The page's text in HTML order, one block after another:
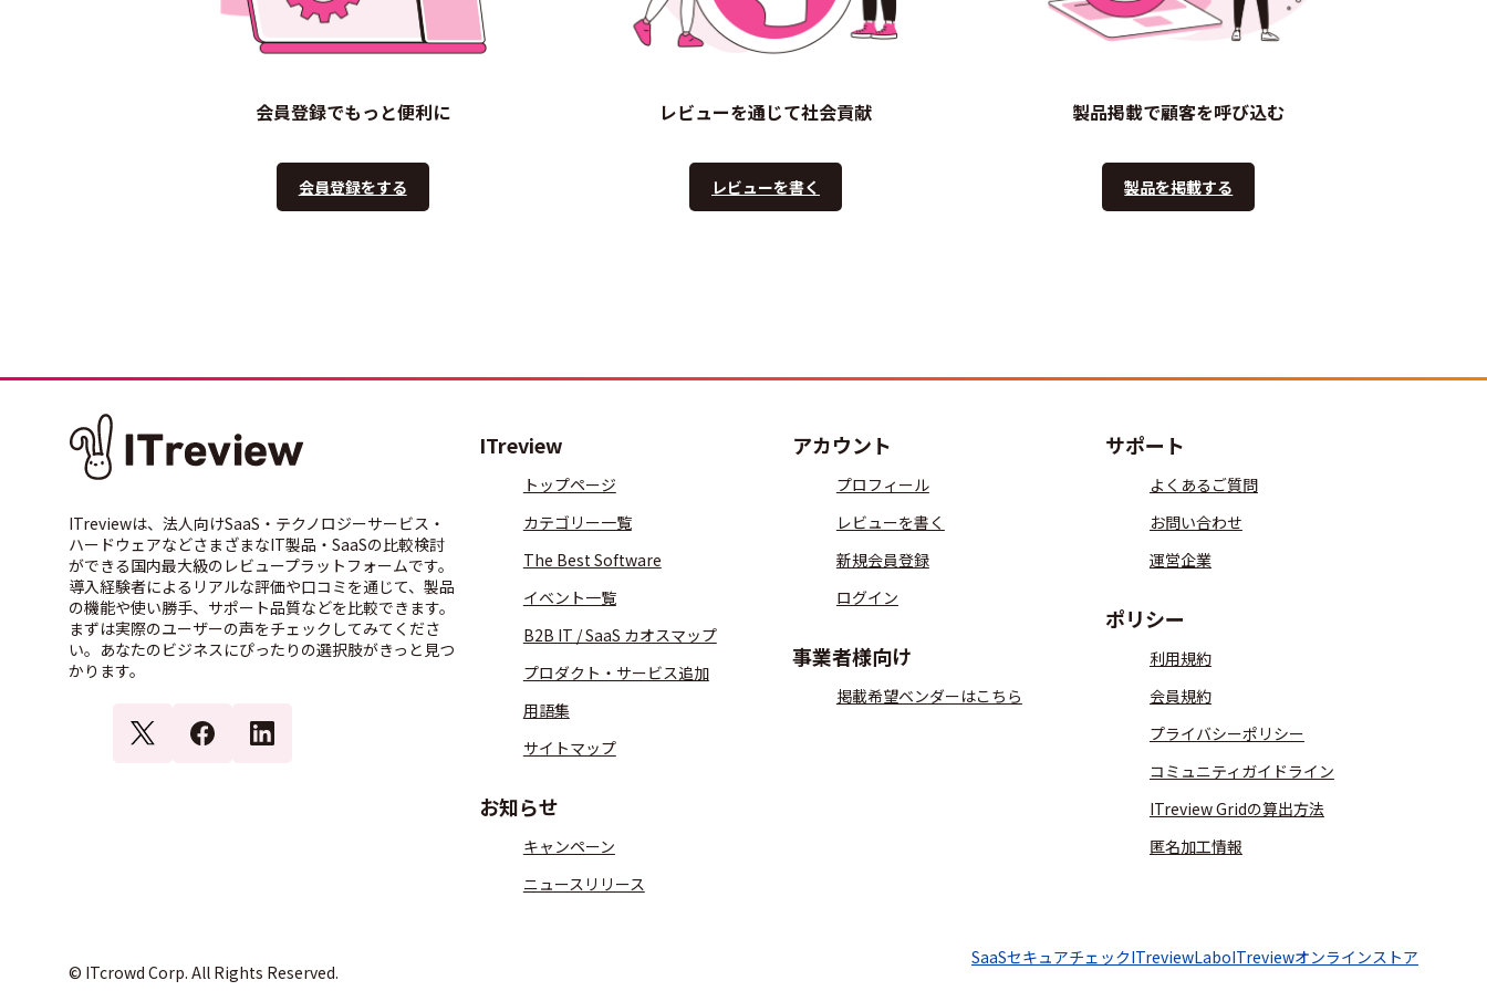
会員登録でもっと便利に
会員登録をする
レビューを通じて社会貢献
レビューを書く
製品掲載で顧客を呼び込む
製品を掲載する
ITreviewは、法人向けSaaS・テクノロジーサービス・
ハードウェアなどさまざまなIT製品・SaaSの比較検討
ができる国内最大級のレビュープラットフォームです。
導入経験者によるリアルな評価や口コミを通じて、製品
の機能や使い勝手、サポート品質などを比較できます。
まずは実際のユーザーの声をチェックしてみてくださ
い。あなたのビジネスにぴったりの選択肢がきっと見つ
かります。
ITreview
トップページ
カテゴリー一覧
The Best Software
イベント一覧
B2B IT / SaaS カオスマップ
プロダクト・サービス追加
用語集
サイトマップ
お知らせ
キャンペーン
ニュースリリース
アカウント
プロフィール
レビューを書く
新規会員登録
ログイン
事業者様向け
掲載希望ベンダーはこちら
サポート
よくあるご質問
お問い合わせ
運営企業
ポリシー
利用規約
会員規約
プライバシーポリシー
コミュニティガイドライン
ITreview Gridの算出方法
匿名加工情報
© ITcrowd Corp. All Rights Reserved.
SaaSセキュアチェックITreviewLaboITreviewオンラインストア